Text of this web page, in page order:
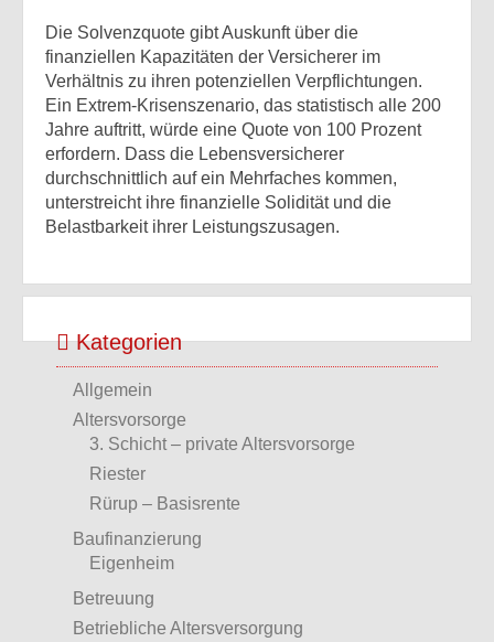
Die Solvenzquote gibt Auskunft über die
finanziellen Kapazitäten der Versicherer im
Verhältnis zu ihren potenziellen Verpflichtungen.
Ein Extrem-Krisenszenario, das statistisch alle 200
Jahre auftritt, würde eine Quote von 100 Prozent
erfordern. Dass die Lebensversicherer
durchschnittlich auf ein Mehrfaches kommen,
unterstreicht ihre finanzielle Solidität und die
Belastbarkeit ihrer Leistungszusagen.
Kategorien
Allgemein
Altersvorsorge
3. Schicht – private Altersvorsorge
Riester
Rürup – Basisrente
Baufinanzierung
Eigenheim
Betreuung
Betriebliche Altersversorgung